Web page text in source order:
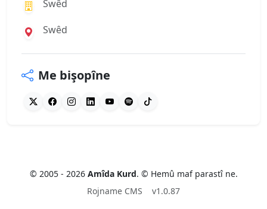
Swêd
Swêd
Me bişopîne
© 2005 - 2026 Amîda Kurd. © Hemû maf parastî ne.
Rojname CMS
v1.0.87